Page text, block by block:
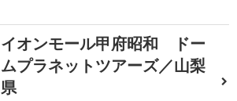
イオンモール甲府昭和 ドー
ムプラネットツアーズ／山梨
県